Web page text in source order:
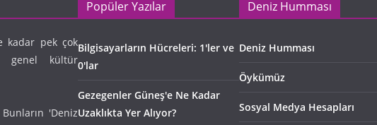
kadar pek çok
genel kültür
'Deniz
Popüler Yazılar
Bilgisayarların Hücreleri: 1'ler ve
0'lar
Gezegenler Güneş'e Ne Kadar
Uzaklıkta Yer Alıyor?
Deniz Humması
Deniz Humması
Öykümüz
Sosyal Medya Hesapları